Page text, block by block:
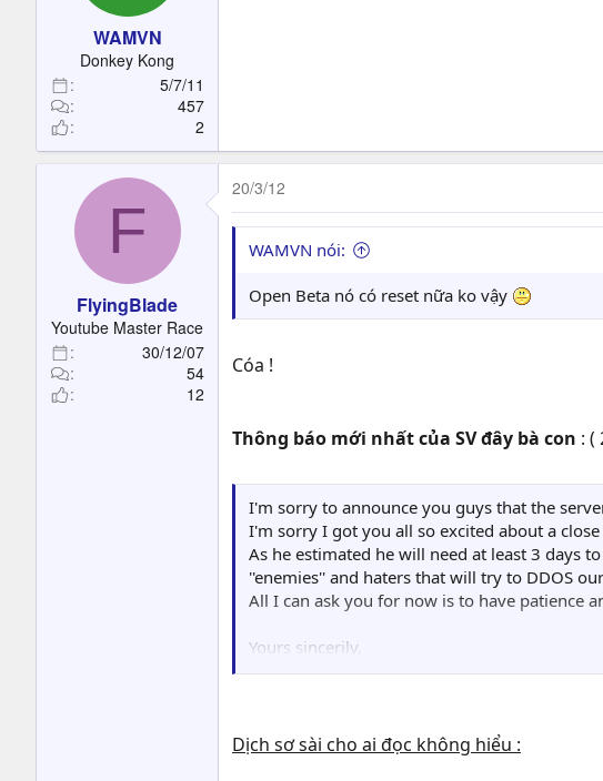
WAMVN
Donkey Kong
5/7/11
457
2
F
FlyingBlade
Youtube Master Race
30/12/07
54
12
20/3/12
WAMVN nói:
Open Beta nó có reset nữa ko vậy
Cóa !
Thông báo mới nhất của SV đây bà con : (
I'm sorry to announce you guys that the
I'm sorry I got you all so excited about a
As he estimated he will need at least 3 days
''enemies'' and haters that will try to DDOS
All I can ask you for now is to have patience
Yours sincerily,
Shusui.
Dịch sơ sài cho ai đọc không hiểu :